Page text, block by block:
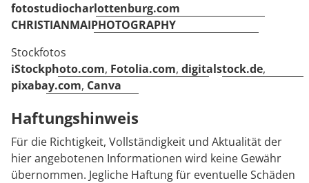
fotostudiocharlottenburg.com
CHRISTIANMAIPHOTOGRAPHY
Stockfotos
iStockphoto.com, Fotolia.com, digitalstock.de,
pixabay.com, Canva
Haftungshinweis
Für die Richtigkeit, Vollständigkeit und Aktualität der
hier angebotenen Informationen wird keine Gewähr
übernommen. Jegliche Haftung für eventuelle Schäden